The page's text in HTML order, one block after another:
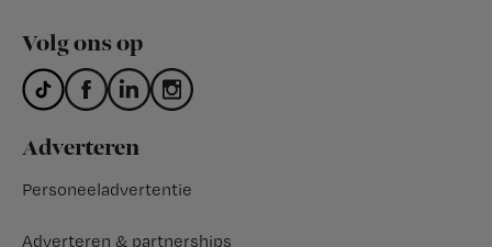
Volg ons op
Adverteren
Personeeladvertentie
Adverteren & partnerships